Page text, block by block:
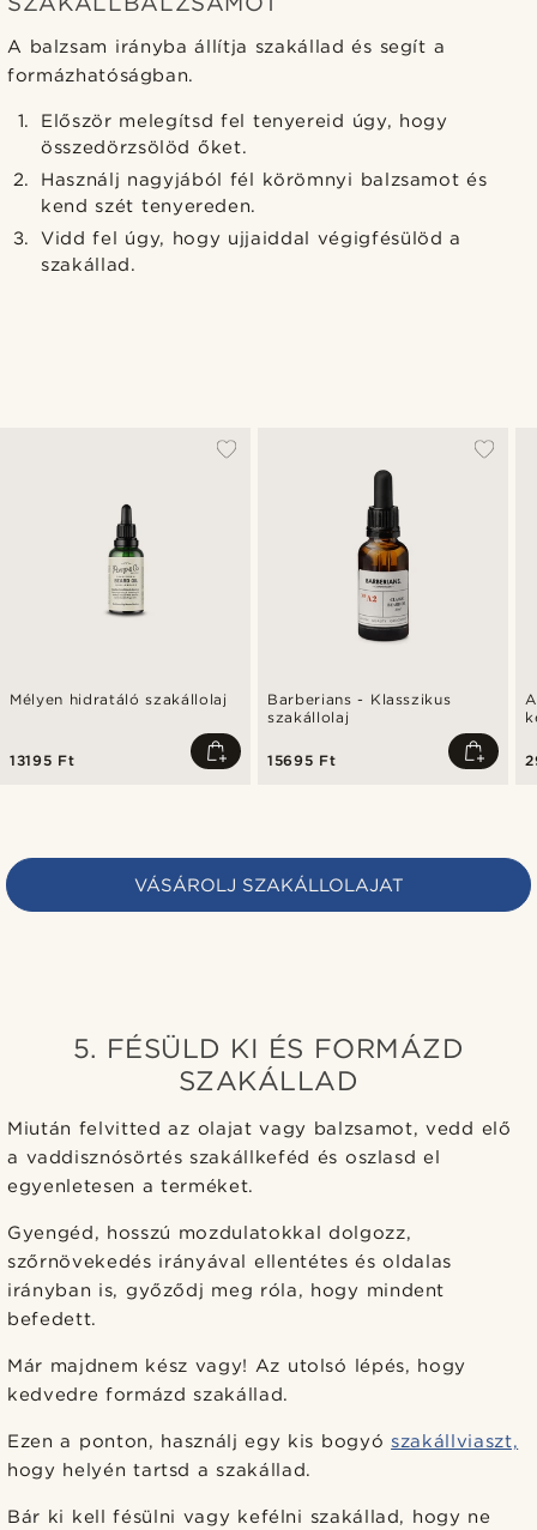
A balzsam irányba állítja szakállad és segít a
formázhatóságban.
Először melegítsd fel tenyereid úgy, hogy
összedörzsölöd őket.
Használj nagyjából fél körömnyi balzsamot és
kend szét tenyereden.
Vidd fel úgy, hogy ujjaiddal végigfésülöd a
szakállad.
Mélyen hidratáló szakállolaj
13195 Ft
Barberians - Klasszikus
szakállolaj
15695 Ft
VÁSÁROLJ SZAKÁLLOLAJAT
5. FÉSÜLD KI ÉS FORMÁZD
SZAKÁLLAD
Miután felvitted az olajat vagy balzsamot, vedd elő
a vaddisznósörtés szakállkeféd és oszlasd el
egyenletesen a terméket.
Gyengéd, hosszú mozdulatokkal dolgozz,
szőrnövekedés irányával ellentétes és oldalas
irányban is, győződj meg róla, hogy mindent
befedett.
Már majdnem kész vagy! Az utolsó lépés, hogy
kedvedre formázd szakállad.
Ezen a ponton, használj egy kis bogyó szakállviaszt,
hogy helyén tartsd a szakállad.
Bár ki kell fésülni vagy kefélni szakállad, hogy ne